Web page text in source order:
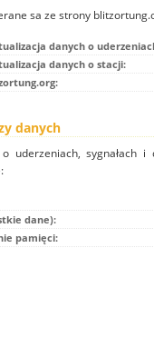
sa ze strony
danych o
danych o stacji:
danych
uderzeniach, sygnałach
dane):
pamięci: